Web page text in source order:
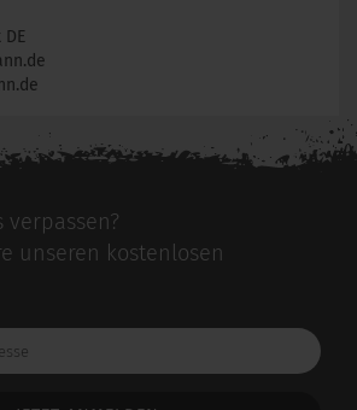
unseren kostenlosen